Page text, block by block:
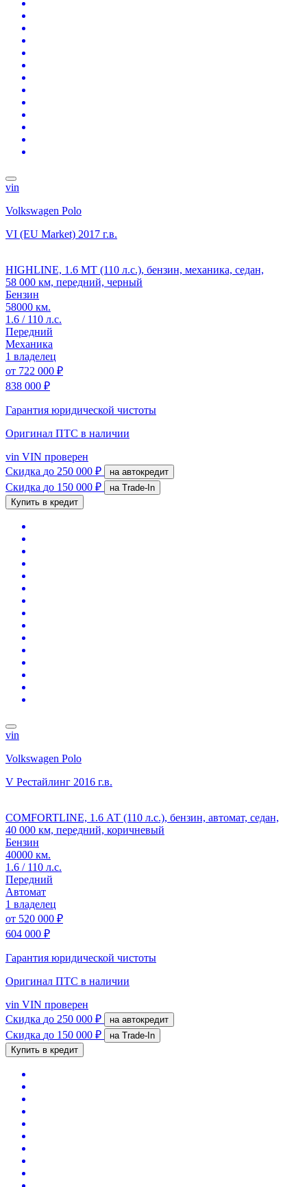
vin
Volkswagen Polo
VI (EU Market) 2017 г.в.
HIGHLINE, 1.6 MT (110 л.с.), бензин, механика, седан,
58 000 км, передний, черный
Бензин
58000 км.
1.6 / 110 л.с.
Передний
Механика
1 владелец
от 722 000 ₽
838 000 ₽
Гарантия юридической чистоты
Оригинал ПТС в наличии
vin VIN проверен
Скидка до 250 000 ₽ на автокредит
Скидка до 150 000 ₽
на Trade-In
Купить в кредит
vin
Volkswagen Polo
V Рестайлинг 2016 г.в.
COMFORTLINE, 1.6 АТ (110 л.с.), бензин, автомат, седан,
40 000 км, передний, коричневый
Бензин
40000 км.
1.6 / 110 л.с.
Передний
Автомат
1 владелец
от 520 000 ₽
604 000 ₽
Гарантия юридической чистоты
Оригинал ПТС в наличии
vin VIN проверен
Скидка до 250 000 ₽ на автокредит
Скидка до 150 000 ₽
на Trade-In
Купить в кредит